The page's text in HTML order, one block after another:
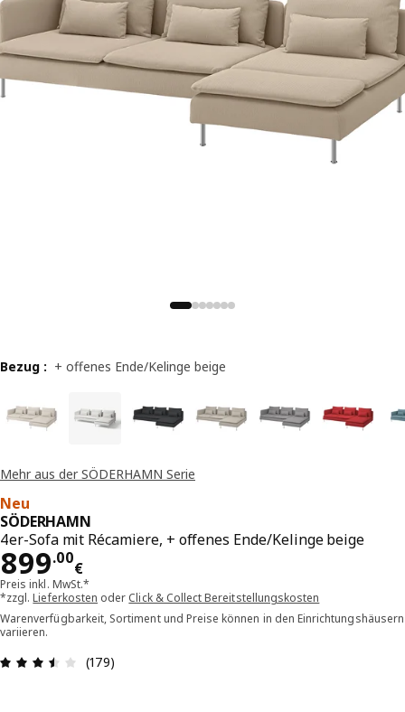
Mehr aus der SÖDERHAMN Serie
Neu
SÖDERHAMN
4er-Sofa mit Récamiere, + offenes Ende/Kelinge beige
899.00
€
Preis 899.00€
Preis inkl. MwSt.*
*zzgl.Lieferkosten oder Click & Collect Bereitstellungskosten
Warenverfügbarkeit, Sortiment und Preise können in den Einrichtungshäusern
variieren.
Bewertung: 3.5 von 5 Sterne Alle Bewertungen:
(179)
Bezug : + offenes Ende/Kelinge beige